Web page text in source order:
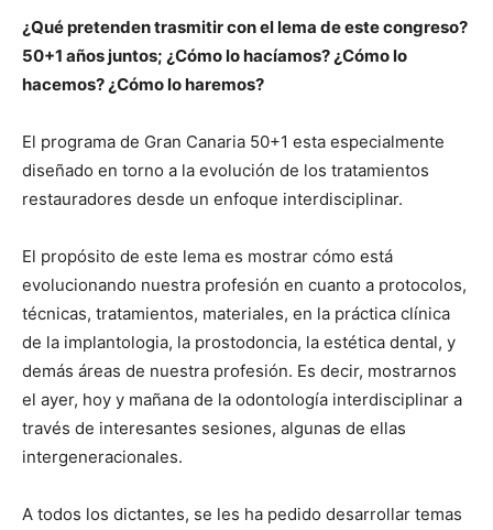
¿Qué pretenden trasmitir con el lema de este congreso?
50+1 años juntos; ¿Cómo lo hacíamos? ¿Cómo lo
hacemos? ¿Cómo lo haremos?
El programa de Gran Canaria 50+1 esta especialmente
diseñado en torno a la evolución de los tratamientos
restauradores desde un enfoque interdisciplinar.
El propósito de este lema es mostrar cómo está
evolucionando nuestra profesión en cuanto a protocolos,
técnicas, tratamientos, materiales, en la práctica clínica
de la implantologia, la prostodoncia, la estética dental, y
demás áreas de nuestra profesión. Es decir, mostrarnos
el ayer, hoy y mañana de la odontología interdisciplinar a
través de interesantes sesiones, algunas de ellas
intergeneracionales.
A todos los dictantes, se les ha pedido desarrollar temas